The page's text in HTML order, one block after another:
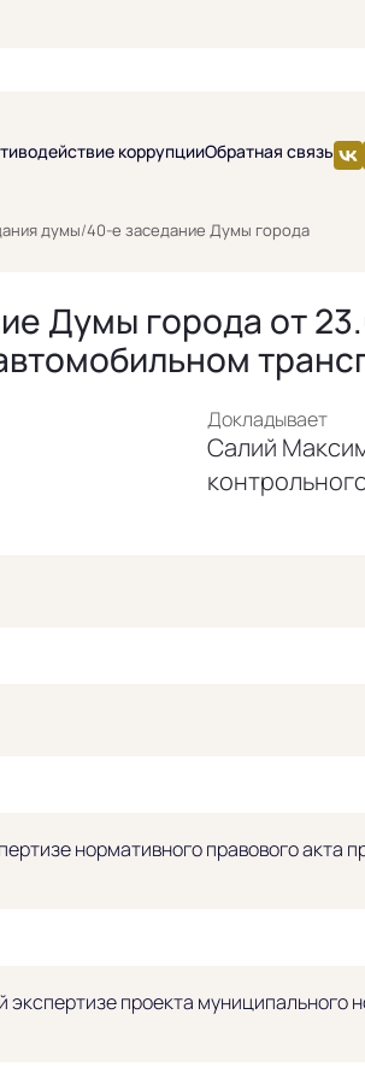
коррупцииОбратная связь
думы/40-е заседание Думы города
Думы города от
Докладывает
Салий
нормативного правового акта
проекта муниципального